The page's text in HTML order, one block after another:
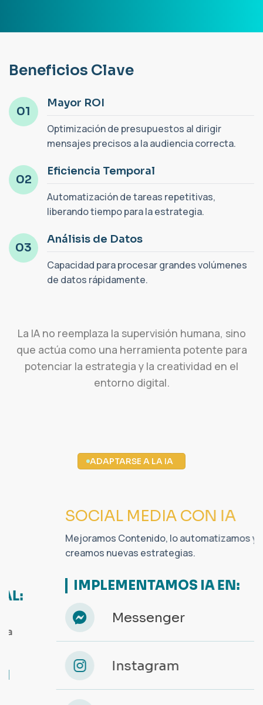
Beneficios Clave
01
Mayor ROI
Optimización de presupuestos al dirigir
mensajes precisos a la audiencia correcta.
02
Eficiencia Temporal
Automatización de tareas repetitivas,
liberando tiempo para la estrategia.
03
Análisis de Datos
Capacidad para procesar grandes volúmenes
de datos rápidamente.
La IA no reemplaza la supervisión humana, sino
que actúa como una herramienta potente para
potenciar la estrategia y la creatividad en el
entorno digital.
ADAPTARSE A LA IA
SOCIAL MEDIA CON IA
Mejoramos Contenido, lo automatizamos y
creamos nuevas estrategias.
IMPLEMENTAMOS IA EN:
Messenger
Instagram